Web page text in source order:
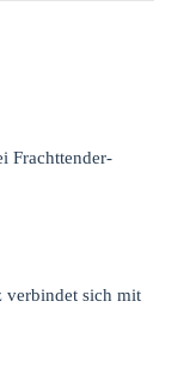
Frachttender-
verbindet sich mit